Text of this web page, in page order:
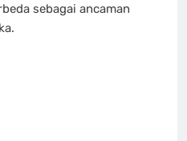
sebagai ancaman